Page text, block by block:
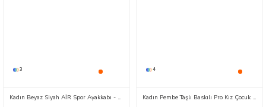
3
Kadın Beyaz Siyah AİR Spor Ayakkabı - 27474
4
Kadın Pembe Taşlı Baskılı Pro Kız Çocuk Spor Ayakkabı - 28583-PEMBE